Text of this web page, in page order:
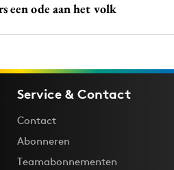
een ode aan het volk
Service & Contact
Contact
Abonneren
Teamabonnementen